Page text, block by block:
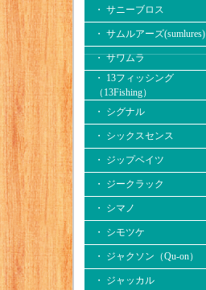
・ サニーブロス
・ サムルアーズ(sumlures)
・ サワムラ
・ 13フィッシング
（13Fishing）
・ シグナル
・ シックスセンス
・ ジップベイツ
・ ジークラック
・ シマノ
・ シモツケ
・ ジャクソン（Qu-on）
・ ジャッカル